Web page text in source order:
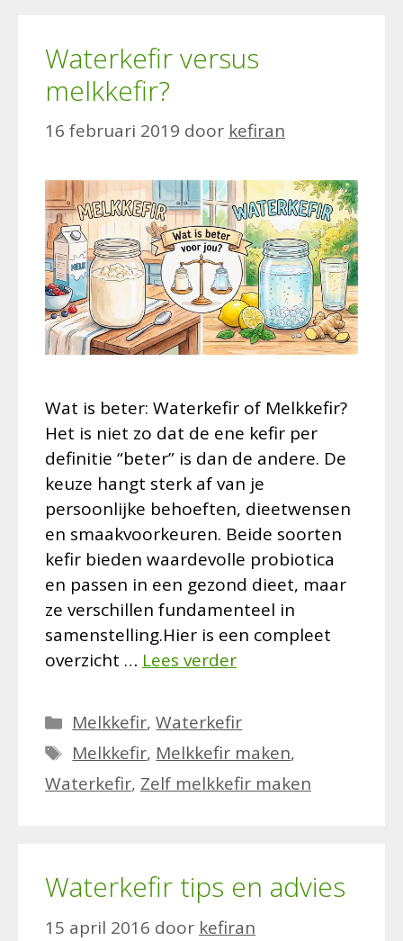
Waterkefir versus
melkkefir?
16 februari 2019 door kefiran
Wat is beter: Waterkefir of Melkkefir?
Het is niet zo dat de ene kefir per
definitie “beter” is dan de andere. De
keuze hangt sterk af van je
persoonlijke behoeften, dieetwensen
en smaakvoorkeuren. Beide soorten
kefir bieden waardevolle probiotica
en passen in een gezond dieet, maar
ze verschillen fundamenteel in
samenstelling.Hier is een compleet
overzicht … Lees verder
Categorieën
Melkkefir,Waterkefir
Tags
Melkkefir, Melkkefir maken,
Waterkefir, Zelf melkkefir maken
Waterkefir tips en advies
15 april 2016 door kefiran